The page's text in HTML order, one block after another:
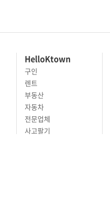
HelloKtown
구인
렌트
부동산
자동차